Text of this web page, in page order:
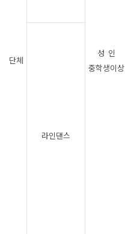
단체
성 인
중학생이상
라인댄스